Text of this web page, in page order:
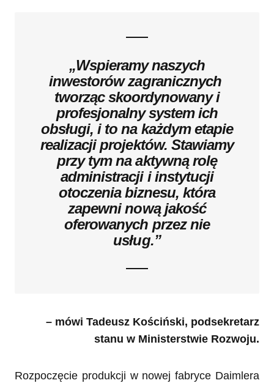
„Wspieramy naszych
inwestorów zagranicznych
tworząc skoordynowany i
profesjonalny system ich
obsługi, i to na każdym etapie
realizacji projektów. Stawiamy
przy tym na aktywną rolę
administracji i instytucji
otoczenia biznesu, która
zapewni nową jakość
oferowanych przez nie
usług.”
– mówi Tadeusz Kościński, podsekretarz
stanu w Ministerstwie Rozwoju.
Rozpoczęcie produkcji w nowej fabryce Daimlera